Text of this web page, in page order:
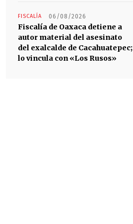
FISCALÍA 06/08/2026
Fiscalía de Oaxaca detiene a
autor material del asesinato
del exalcalde de Cacahuatepec;
lo vincula con «Los Rusos»